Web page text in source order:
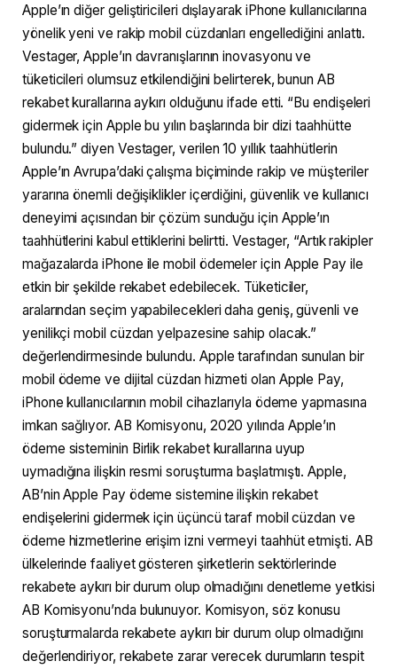
Apple’ın diğer geliştiricileri dışlayarak iPhone kullanıcılarına
yönelik yeni ve rakip mobil cüzdanları engellediğini anlattı.
Vestager, Apple’ın davranışlarının inovasyonu ve
tüketicileri olumsuz etkilendiğini belirterek, bunun AB
rekabet kurallarına aykırı olduğunu ifade etti. “Bu endişeleri
gidermek için Apple bu yılın başlarında bir dizi taahhütte
bulundu.” diyen Vestager, verilen 10 yıllık taahhütlerin
Apple’ın Avrupa’daki çalışma biçiminde rakip ve müşteriler
yararına önemli değişiklikler içerdiğini, güvenlik ve kullanıcı
deneyimi açısından bir çözüm sunduğu için Apple’ın
taahhütlerini kabul ettiklerini belirtti. Vestager, “Artık rakipler
mağazalarda iPhone ile mobil ödemeler için Apple Pay ile
etkin bir şekilde rekabet edebilecek. Tüketiciler,
aralarından seçim yapabilecekleri daha geniş, güvenli ve
yenilikçi mobil cüzdan yelpazesine sahip olacak.”
değerlendirmesinde bulundu. Apple tarafından sunulan bir
mobil ödeme ve dijital cüzdan hizmeti olan Apple Pay,
iPhone kullanıcılarının mobil cihazlarıyla ödeme yapmasına
imkan sağlıyor. AB Komisyonu, 2020 yılında Apple’ın
ödeme sisteminin Birlik rekabet kurallarına uyup
uymadığına ilişkin resmi soruşturma başlatmıştı. Apple,
AB’nin Apple Pay ödeme sistemine ilişkin rekabet
endişelerini gidermek için üçüncü taraf mobil cüzdan ve
ödeme hizmetlerine erişim izni vermeyi taahhüt etmişti. AB
ülkelerinde faaliyet gösteren şirketlerin sektörlerinde
rekabete aykırı bir durum olup olmadığını denetleme yetkisi
AB Komisyonu’nda bulunuyor. Komisyon, söz konusu
soruşturmalarda rekabete aykırı bir durum olup olmadığını
değerlendiriyor, rekabete zarar verecek durumların tespit